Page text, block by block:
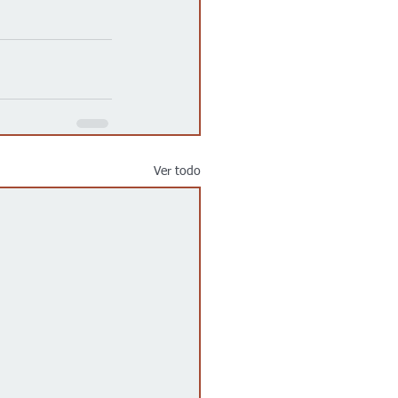
Ver todo